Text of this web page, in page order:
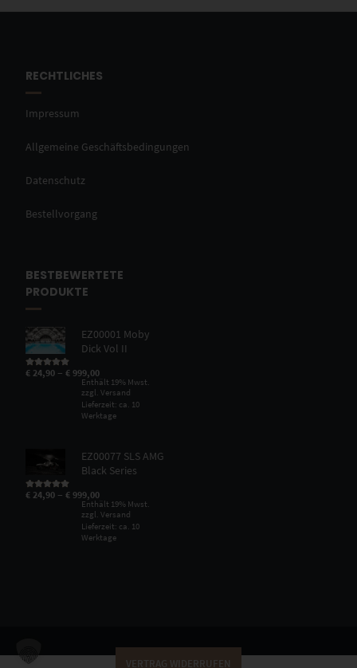
RECHTLICHES
Impressum
Allgemeine Geschäftsbedingungen
Datenschutz
Bestellvorgang
BESTBEWERTETE
PRODUKTE
EZ00001 Moby
Dick Vol II
Bewertet mit
von 5
€ 24,90 –€ 999,00
Enthält 19% Mwst.
zzgl.Versand
Lieferzeit: ca. 10
Werktage
EZ00077 SLS AMG
Black Series
Bewertet mit
von 5
€ 24,90 –€ 999,00
Enthält 19% Mwst.
zzgl.Versand
Lieferzeit: ca. 10
Werktage
VERTRAG WIDERRUFEN